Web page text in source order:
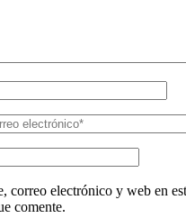
correo electrónico y web en
comente.